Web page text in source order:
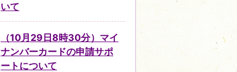
いて
（10月29日8時30分）マイ
ナンバーカードの申請サポ
ートについて